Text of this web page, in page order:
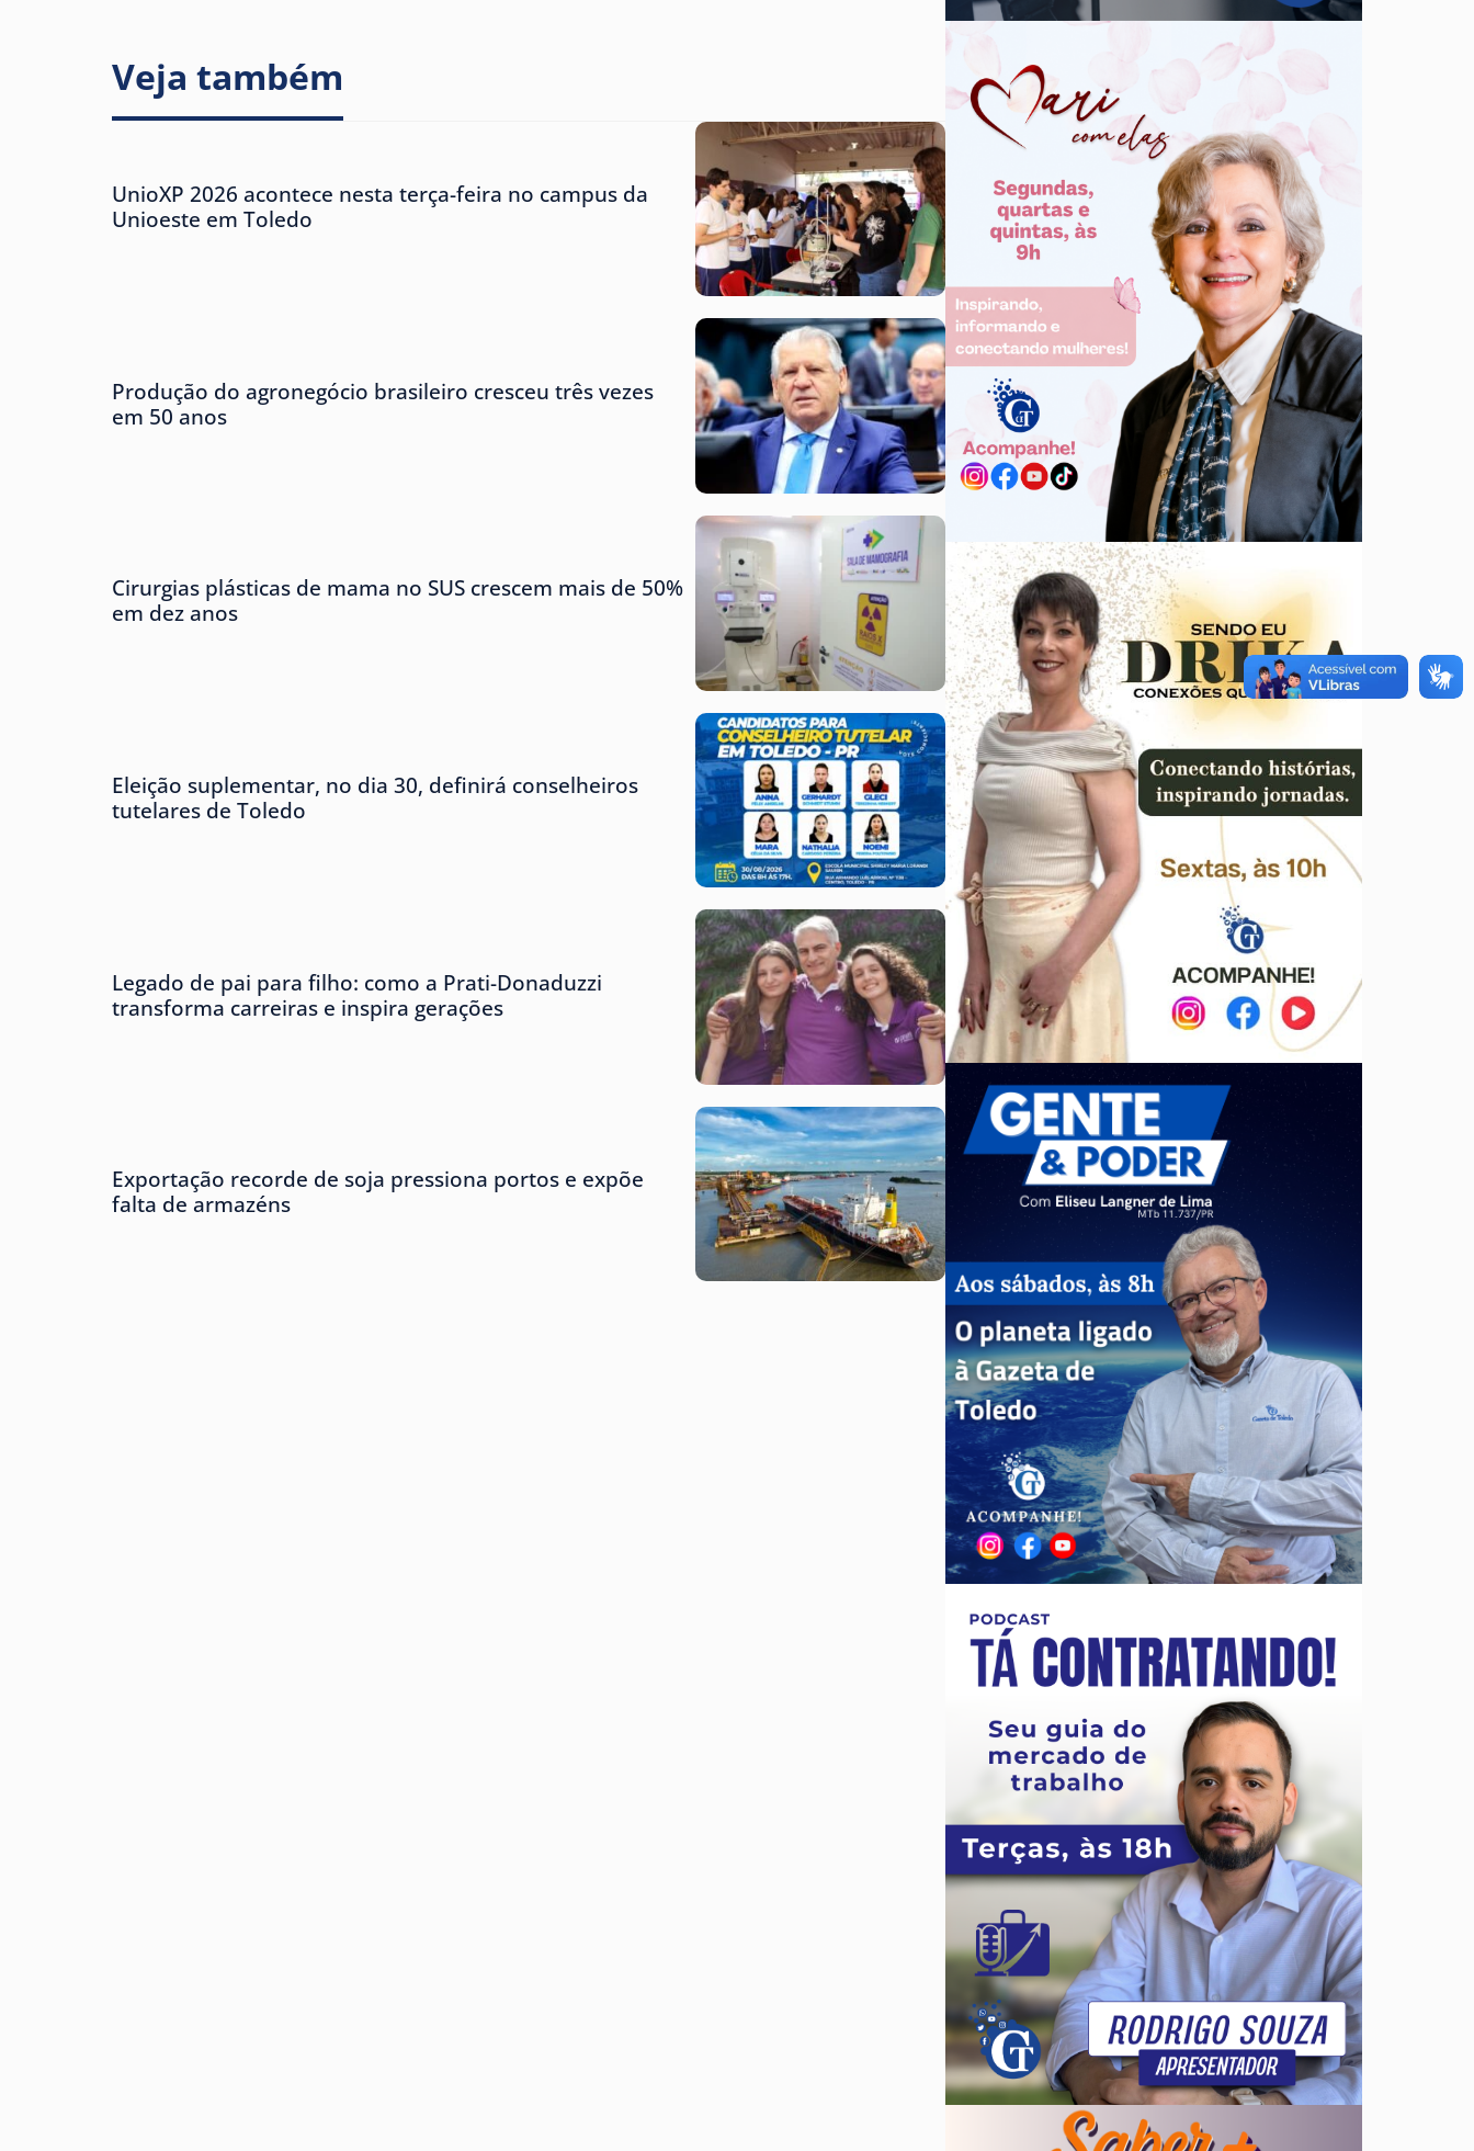
Veja também
UnioXP 2026 acontece nesta terça-feira no campus da
Unioeste em Toledo
Produção do agronegócio brasileiro cresceu três vezes
em 50 anos
Cirurgias plásticas de mama no SUS crescem mais de 50%
em dez anos
Eleição suplementar, no dia 30, definirá conselheiros
tutelares de Toledo
Legado de pai para filho: como a Prati-Donaduzzi
transforma carreiras e inspira gerações
Exportação recorde de soja pressiona portos e expõe
falta de armazéns